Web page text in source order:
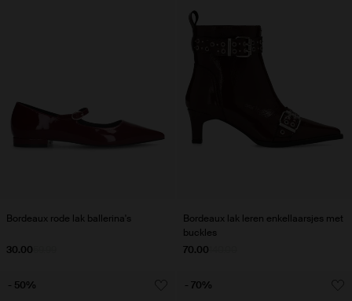
Bordeaux rode lak ballerina's
30.00
Bordeaux lak leren enkellaarsjes met
buckles
70.00
- 50% - 70%